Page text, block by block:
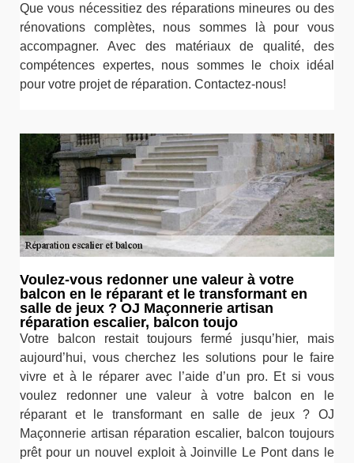
Que vous nécessitiez des réparations mineures ou des
rénovations complètes, nous sommes là pour vous
accompagner. Avec des matériaux de qualité, des
compétences expertes, nous sommes le choix idéal
pour votre projet de réparation. Contactez-nous!
Voulez-vous redonner une valeur à votre
balcon en le réparant et le transformant en
salle de jeux ? OJ Maçonnerie artisan
réparation escalier, balcon toujo
Votre balcon restait toujours fermé jusqu’hier, mais
aujourd’hui, vous cherchez les solutions pour le faire
vivre et à le réparer avec l’aide d’un pro. Et si vous
voulez redonner une valeur à votre balcon en le
réparant et le transformant en salle de jeux ? OJ
Maçonnerie artisan réparation escalier, balcon toujours
prêt pour un nouvel exploit à Joinville Le Pont dans le